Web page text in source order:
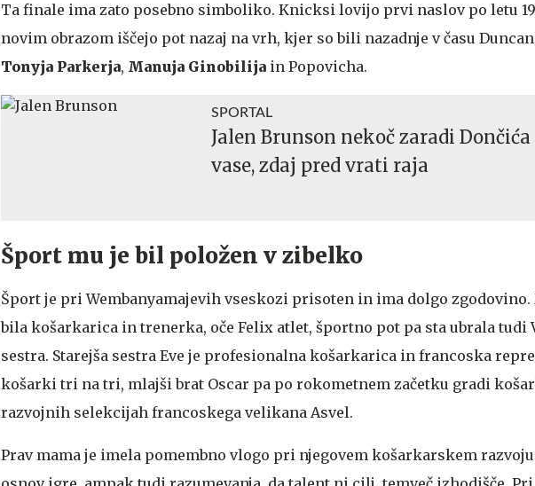
Ta finale ima zato posebno simboliko. Knicksi lovijo prvi naslov po letu
novim obrazom iščejo pot nazaj na vrh, kjer so bili nazadnje v času
Tonyja Parkerja, Manuja Ginobilija in Popovicha.
SPORTAL
Jalen Brunson nekoč zaradi
vase, zdaj pred vrati raja
Šport mu je bil položen v zibelko
Šport je pri Wembanyamajevih vseskozi prisoten in ima dolgo zgodovino.
bila košarkarica in trenerka, oče Felix atlet, športno pot pa sta ubrala tudi
sestra. Starejša sestra Eve je profesionalna košarkarica in francoska
košarki tri na tri, mlajši brat Oscar pa po rokometnem začetku gradi
razvojnih selekcijah francoskega velikana Asvel.
Prav mama je imela pomembno vlogo pri njegovem košarkarskem